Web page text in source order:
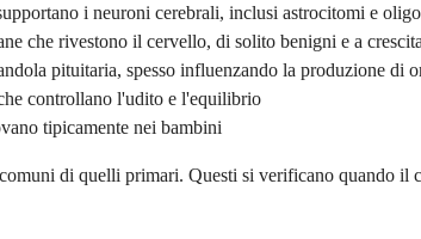
i neuroni cerebrali, inclusi astrocitomi e
che rivestono il cervello, di solito benigni e a
pituitaria, spesso influenzando la produzione di
controllano l'udito e l'equilibrio
tipicamente nei bambini
di quelli primari. Questi si verificano quando il